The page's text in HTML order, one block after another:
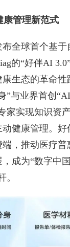
康管理新范式
全球首个基于
的“好伴AI
生态的革命性
”与业界首创
家实现知识资
健康管理。好
，推动医疗普
成为“数字中
。